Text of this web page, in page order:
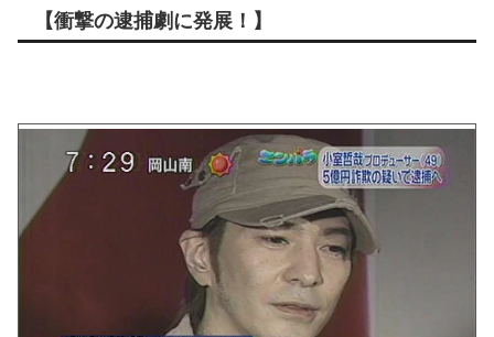
【衝撃の逮捕劇に発展！】